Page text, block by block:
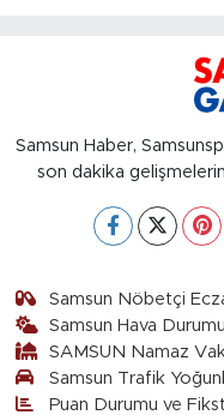
Samsun Haber,
son dakika
Samsun Nöbetçi
Samsun Hava Durumu
SAMSUN Namaz
Samsun Trafik
Puan Durumu ve